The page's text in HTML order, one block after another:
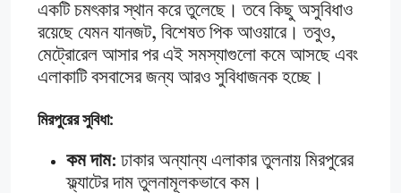
একটি চমৎকার স্থান করে তুলেছে। তবে কিছু অসুবিধাও
রয়েছে যেমন যানজট, বিশেষত পিক আওয়ারে। তবুও,
মেট্রোরেল আসার পর এই সমস্যাগুলো কমে আসছে এবং
এলাকাটি বসবাসের জন্য আরও সুবিধাজনক হচ্ছে।
মিরপুরের সুবিধা:
কম দাম: ঢাকার অন্যান্য এলাকার তুলনায় মিরপুরের
ফ্ল্যাটের দাম তুলনামূলকভাবে কম।